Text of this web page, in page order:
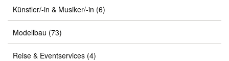
Künstler/-in & Musiker/-in (6)
Modellbau (73)
Reise & Eventservices (4)